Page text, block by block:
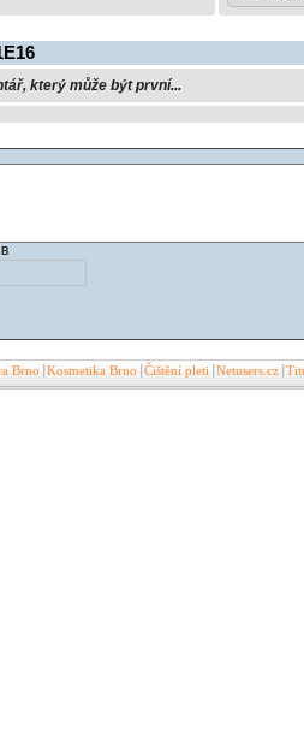
který může být první...
Brno Kosmetika Brno Čištění pleti Netusers.cz